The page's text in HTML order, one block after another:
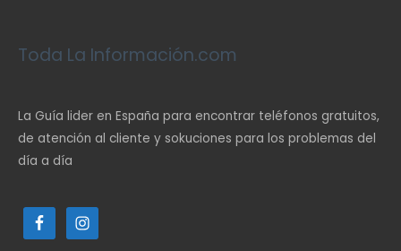
Toda La Información.com
La Guía lider en España para encontrar teléfonos gratuitos,
de atención al cliente y sokuciones para los problemas del
día a día